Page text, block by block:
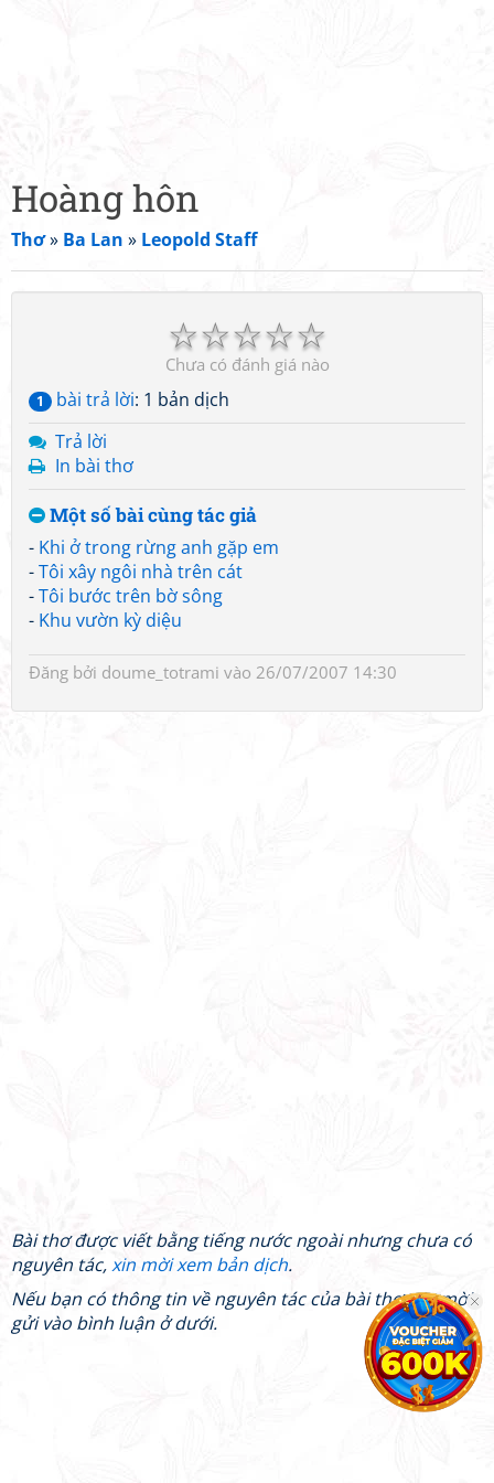
Hoàng hôn
Thơ» Ba Lan » Leopold Staff
☆
☆
☆
☆
☆
Chưa có đánh giá nào
1 bài trả lời: 1 bản dịch
Trả lời
In bài thơ
Một số bài cùng tác giả
- Khi ở trong rừng anh gặp em
-Tôi xây ngôi nhà trên cát
-Tôi bước trên bờ sông
- Khu vườn kỳ diệu
Đăng bởi doume_totrami vào 26/07/2007 14:30
Bài thơ được viết bằng tiếng nước ngoài nhưng chưa có
nguyên tác,xin mời xem bản dịch.
Nếu bạn có thông tin về nguyên tác của bài thơ, xin mời
gửi vào bình luận ở dưới.